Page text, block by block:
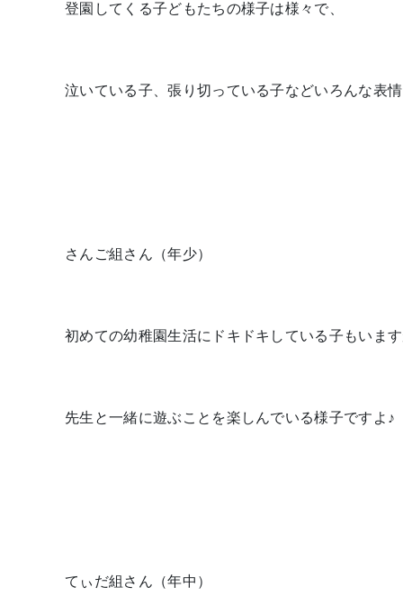
登園してくる子どもたちの様子は様々で、
泣いている子、張り切っている子などいろんな表
さんご組さん（年少）
初めての幼稚園生活にドキドキしている子もいま
先生と一緒に遊ぶことを楽しんでいる様子ですよ♪
てぃだ組さん（年中）